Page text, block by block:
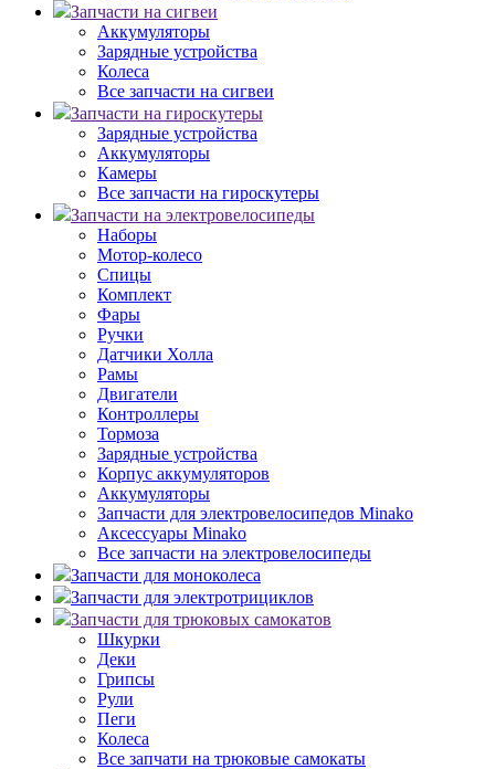
Запчасти на сигвеи
Аккумуляторы
Зарядные устройства
Колеса
Все запчасти на сигвеи
Запчасти на гироскутеры
Зарядные устройства
Аккумуляторы
Камеры
Все запчасти на гироскутеры
Запчасти на электровелосипеды
Наборы
Мотор-колесо
Спицы
Комплект
Фары
Ручки
Датчики Холла
Рамы
Двигатели
Контроллеры
Тормоза
Зарядные устройства
Корпус аккумуляторов
Аккумуляторы
Запчасти для электровелосипедов Minako
Аксессуары Minako
Все запчасти на электровелосипеды
Запчасти для моноколеса
Запчасти для электротрициклов
Запчасти для трюковых самокатов
Шкурки
Деки
Грипсы
Рули
Пеги
Колеса
Все запчати на трюковые самокаты